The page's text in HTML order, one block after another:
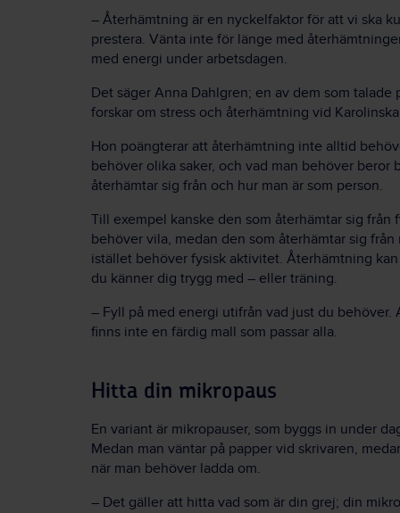
– Återhämtning är en nyckelfaktor för att vi ska
prestera. Vänta inte för länge med
med energi under arbetsdagen.
Det säger Anna Dahlgren; en av dem som talade
forskar om stress och återhämtning vid
Hon poängterar att återhämtning inte alltid
behöver olika saker, och vad man behöver beror
återhämtar sig från och hur man är som person.
Till exempel kanske den som återhämtar sig från
behöver vila, medan den som återhämtar sig
istället behöver fysisk aktivitet. Återhämtning
du känner dig trygg med – eller träning.
– Fyll på med energi utifrån vad just du
finns inte en färdig mall som passar alla.
Hitta din mikropaus
En variant är mikropauser, som byggs in under
Medan man väntar på papper vid skrivaren,
när man behöver ladda om.
– Det gäller att hitta vad som är din grej; din